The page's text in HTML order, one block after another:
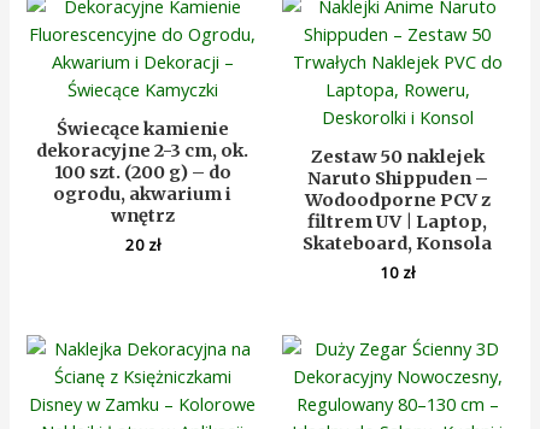
Świecące kamienie
dekoracyjne 2-3 cm, ok.
100 szt. (200 g) – do
ogrodu, akwarium i
wnętrz
20 zł
Zestaw 50 naklejek
Naruto Shippuden –
Wodoodporne PCV z
filtrem UV | Laptop,
Skateboard, Konsola
10 zł